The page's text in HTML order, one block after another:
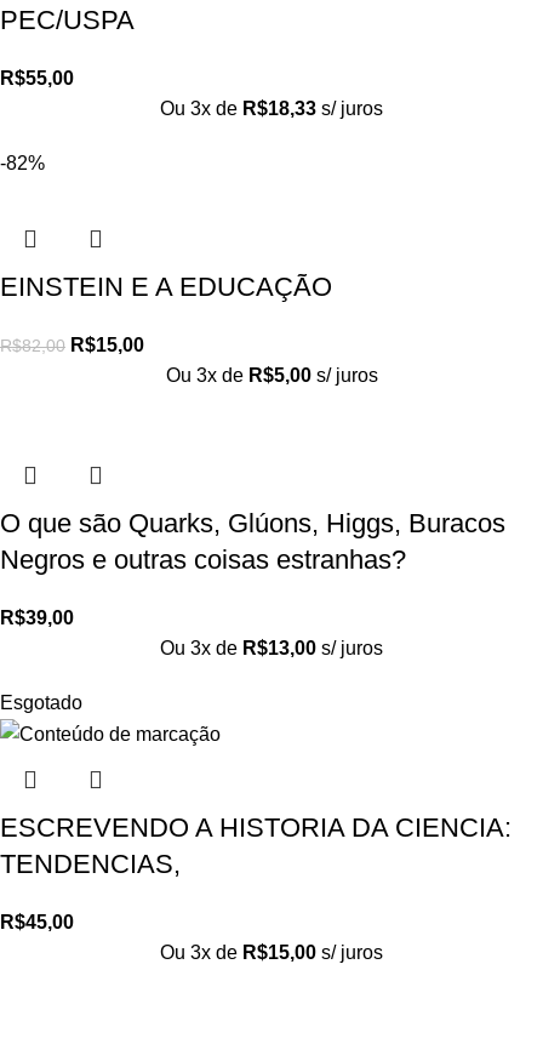
PEC/USPA
R$55,00
Ou 3x de R$18,33 s/ juros
-82%
EINSTEIN E A EDUCAÇÃO
R$82,00 R$15,00
Ou 3x de R$5,00 s/ juros
O que são Quarks, Glúons, Higgs, Buracos
Negros e outras coisas estranhas?
R$39,00
Ou 3x de R$13,00 s/ juros
Esgotado
ESCREVENDO A HISTORIA DA CIENCIA:
TENDENCIAS,
R$45,00
Ou 3x de R$15,00 s/ juros